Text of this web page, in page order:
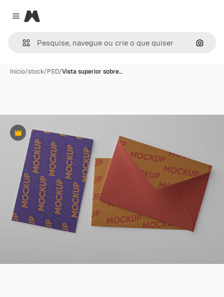
Close menu
Magnific
Início/stock/PSD/Vista superior sobre…
Premium